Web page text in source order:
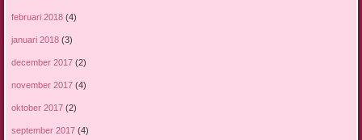
februari 2018(4)
januari 2018(3)
december 2017(2)
november 2017(4)
oktober 2017(2)
september 2017(4)